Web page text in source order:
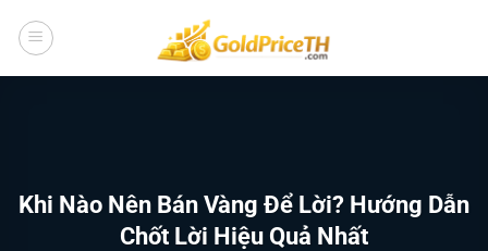
qua
Khi Nào Nên Bán Vàng Để Lời? Hướng Dẫn
Chốt Lời Hiệu Quả Nhất